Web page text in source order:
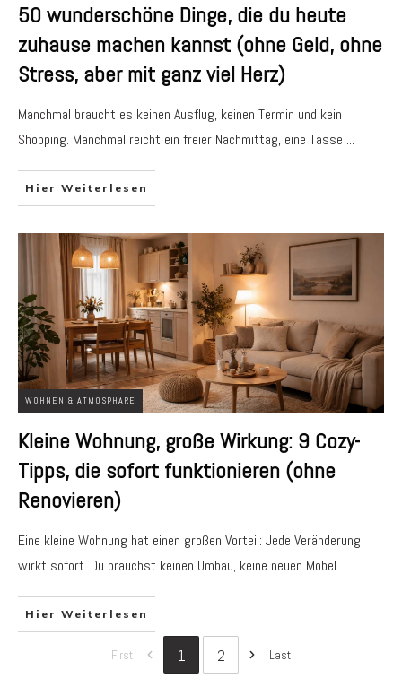
50 wunderschöne Dinge, die du heute
zuhause machen kannst (ohne Geld, ohne
Stress, aber mit ganz viel Herz)
Manchmal braucht es keinen Ausflug, keinen Termin und kein
Shopping. Manchmal reicht ein freier Nachmittag, eine Tasse ...
Hier Weiterlesen
WOHNEN & ATMOSPHÄRE
Kleine Wohnung, große Wirkung: 9 Cozy-
Tipps, die sofort funktionieren (ohne
Renovieren)
Eine kleine Wohnung hat einen großen Vorteil: Jede Veränderung
wirkt sofort. Du brauchst keinen Umbau, keine neuen Möbel ...
Hier Weiterlesen
First 1 2 Last